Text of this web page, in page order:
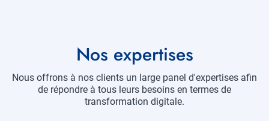
Nos expertises
Description
Nous offrons à nos clients un large panel d'expertises afin
de répondre à tous leurs besoins en termes de
transformation digitale.